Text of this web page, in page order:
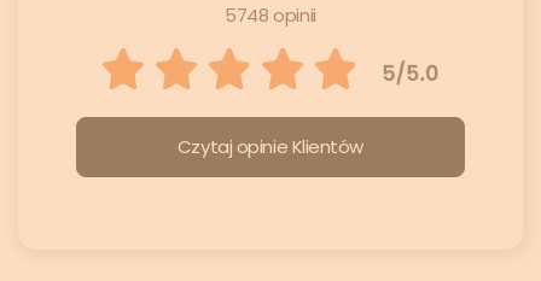
5748 opinii
Czytaj opinie Klientów